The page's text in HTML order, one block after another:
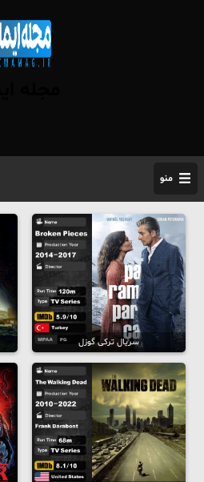
منو
سریال ترکی گوزل